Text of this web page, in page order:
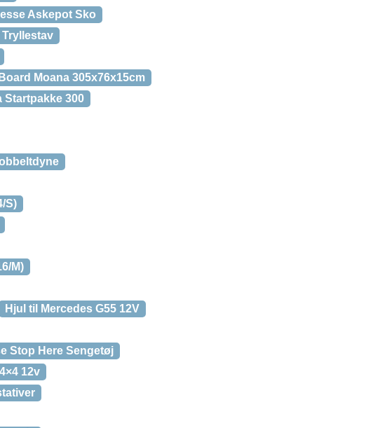
Askepot Sko
Tryllestav
Moana 305x76x15cm
Startpakke 300
S)
M)
Hjul til Mercedes G55 12V
Stop Here Sengetøj
12v